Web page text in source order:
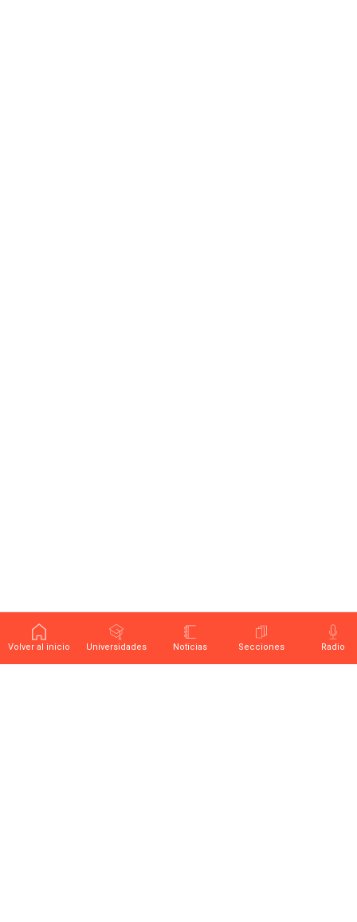
Volver al inicio Universidades Noticias Secciones Radio